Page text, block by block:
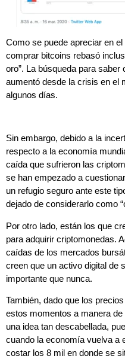
Como se puede apreciar en
comprar bitcoins rebasó
oro”. La búsqueda para
aumentó desde la crisis en el
algunos días.
Sin embargo, debido a la
respecto a la economía
caída que sufrieron las
se han empezado a
un refugio seguro ante este
dejado de considerarlo como
Por otro lado, están los que
para adquirir criptomonedas.
caídas de los mercados
creen que un activo digital de
importante que nunca.
También, dado que los
estos momentos a manera
una idea tan descabellada,
cuando la economía vuelva a
costar los 8 mil en donde se